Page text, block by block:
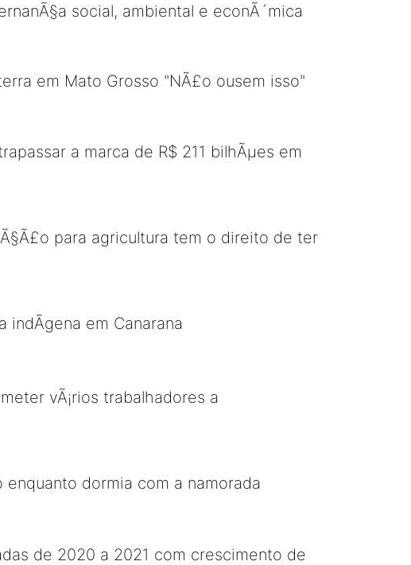
social, ambiental e econÃ´mica
em Mato Grosso "NÃ£o ousem isso"
a marca de R$ 211 bilhÃµes em
para agricultura tem o direito de ter
em Canarana
vÃ¡rios trabalhadores a
dormia com a namorada
de 2020 a 2021 com crescimento de